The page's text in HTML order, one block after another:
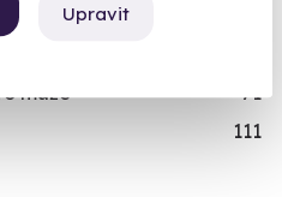
Upravit
muže
71
111